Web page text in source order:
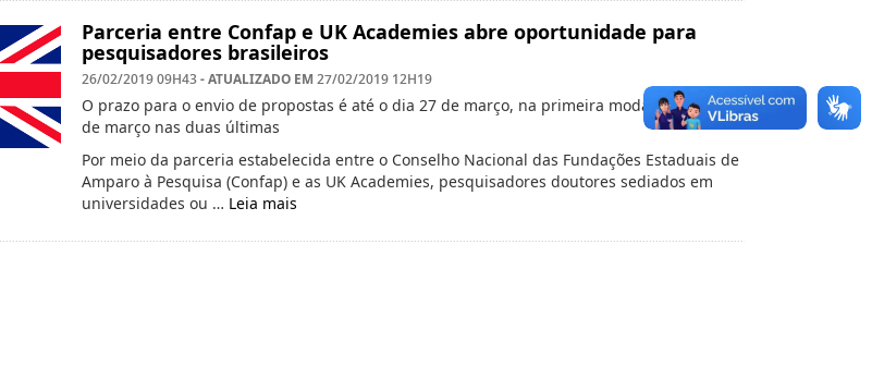
Parceria entre Confap e UK Academies abre oportunidade para
pesquisadores brasileiros
26/02/2019 09H43- ATUALIZADO EM 27/02/2019 12H19
O prazo para o envio de propostas é até o dia 27 de março, na primeira modalidade, e 14
de março nas duas últimas
Por meio da parceria estabelecida entre o Conselho Nacional das Fundações Estaduais de
Amparo à Pesquisa (Confap) e as UK Academies, pesquisadores doutores sediados em
universidades ou … Leia mais